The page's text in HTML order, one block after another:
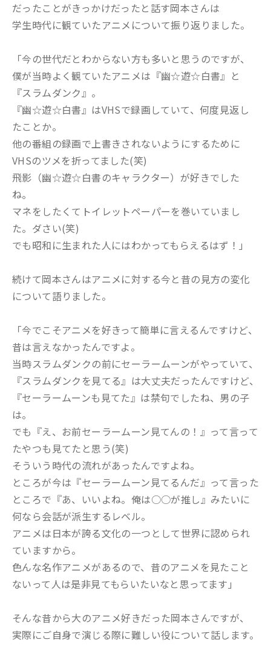
だったことがきっかけだったと話す岡本さんは
学生時代に観ていたアニメについて振り返りました。
「今の世代だとわからない方も多いと思うのですが、
僕が当時よく観ていたアニメは『幽☆遊☆白書』と
『スラムダンク』。
『幽☆遊☆白書』はVHSで録画していて、何度見返し
たことか。
他の番組の録画で上書きされないようにするために
VHSのツメを折ってました(笑)
飛影（幽☆遊☆白書のキャラクター）が好きでした
ね。
マネをしたくてトイレットペーパーを巻いていまし
た。ダさい(笑)
でも昭和に生まれた人にはわかってもらえるはず！」
続けて岡本さんはアニメに対する今と昔の見方の変化
について語りました。
「今でこそアニメを好きって簡単に言えるんですけど、
昔は言えなかったんですよ。
当時スラムダンクの前にセーラームーンがやっていて、
『スラムダンクを見てる』は大丈夫だったんですけど、
『セーラームーンも見てた』は禁句でしたね、男の子
は。
でも『え、お前セーラームーン見てんの！』って言って
たやつも見てたと思う(笑)
そういう時代の流れがあったんですよね。
ところが今は『セーラームーン見てるんだ』って言った
ところで『あ、いいよね。俺は○○が推し』みたいに
何なら会話が派生するレベル。
アニメは日本が誇る文化の一つとして世界に認められ
ていますから。
色んな名作アニメがあるので、昔のアニメを見たこと
ないって人は是非見てもらいたいなと思ってます」
そんな昔から大のアニメ好きだった岡本さんですが、
実際にご自身で演じる際に難しい役について話します。